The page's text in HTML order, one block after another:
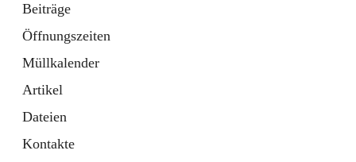
Beiträge
Öffnungszeiten
Müllkalender
Artikel
Dateien
Kontakte
Bürgerservice
10 Schnellzugriffe